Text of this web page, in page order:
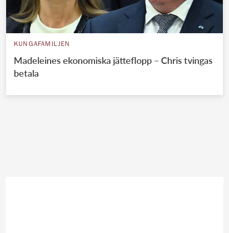
KUNGAFAMILJEN
Madeleines ekonomiska jätteflopp – Chris tvingas
betala